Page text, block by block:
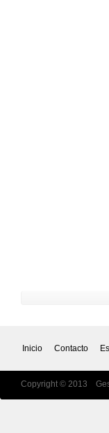
Inicio Contacto
Copyright © 2013